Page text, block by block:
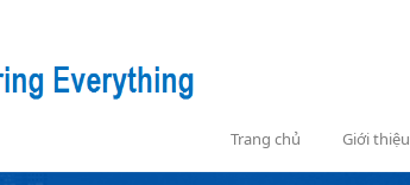
Trang chủ Giới thiệu